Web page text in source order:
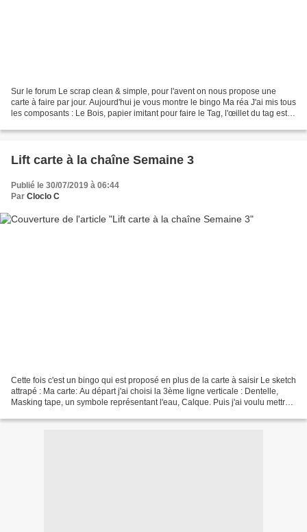
Sur le forum Le scrap clean & simple, pour l'avent on nous propose une
carte à faire par jour. Aujourd'hui je vous montre le bingo Ma réa J'ai mis tous
les composants : Le Bois, papier imitant pour faire le Tag, l'œillet du tag est
Lift carte à la chaîne Semaine 3
Publié le 30/07/2019 à 06:44
Par Cloclo C
Cette fois c'est un bingo qui est proposé en plus de la carte à saisir Le sketch
attrapé : Ma carte: Au départ j'ai choisi la 3ème ligne verticale : Dentelle,
Masking tape, un symbole représentant l'eau, Calque. Puis j'ai voulu mettre